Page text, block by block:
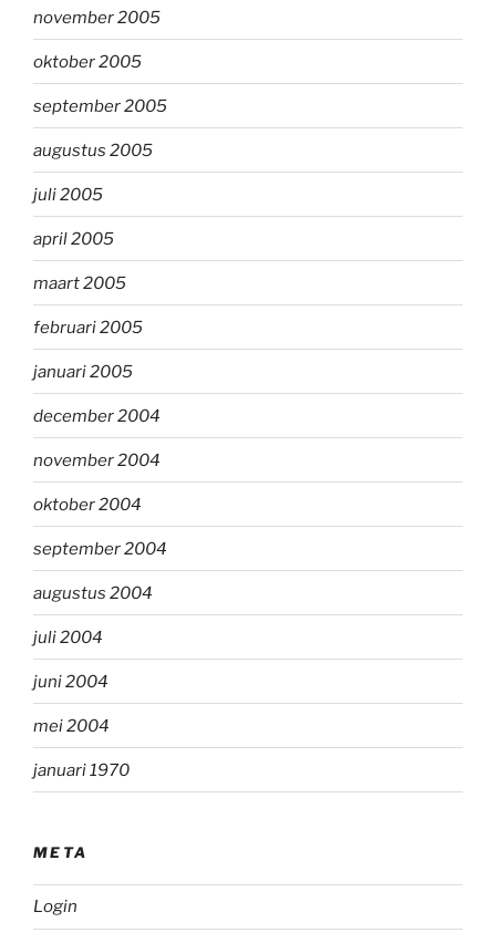
november 2005
oktober 2005
september 2005
augustus 2005
juli 2005
april 2005
maart 2005
februari 2005
januari 2005
december 2004
november 2004
oktober 2004
september 2004
augustus 2004
juli 2004
juni 2004
mei 2004
januari 1970
META
Login